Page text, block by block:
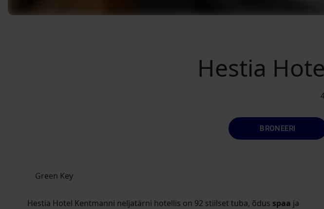
Hestia
BRONEERI
Green Key
Hestia Hotel Kentmanni neljatärni hotellis on 92 stiilset tuba, õdus spaa ja